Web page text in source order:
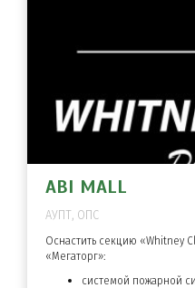
ABI MALL
АУПТ, ОПС
Оснастить секцию «Whitney
«Мегаторг»:
системой пожарной